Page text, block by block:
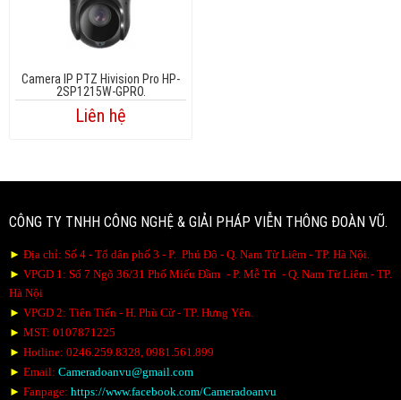
Camera IP PTZ Hivision Pro HP-
2SP1215W-GPRO.
Liên hệ
CÔNG TY TNHH CÔNG NGHỆ & GIẢI PHÁP VIỄN THÔNG ĐOÀN VŨ.
► Địa chỉ: Số 4 - Tổ dân phố 3 - P. Phú Đô - Q. Nam Từ Liêm - TP. Hà Nội.
► VPGD 1: Số 7 Ngõ 36/31 Phố Miếu Đầm - P. Mễ Trì - Q. Nam Từ Liêm - TP.
Hà Nội
► VPGD 2: Tiên Tiến - H. Phù Cừ - TP. Hưng Yên.
► MST: 0107871225
► Hotline: 0246.259.8328, 0981.561.899
► Email: Cameradoanvu@gmail.com
► Fanpage: https://www.facebook.com/Cameradoanvu